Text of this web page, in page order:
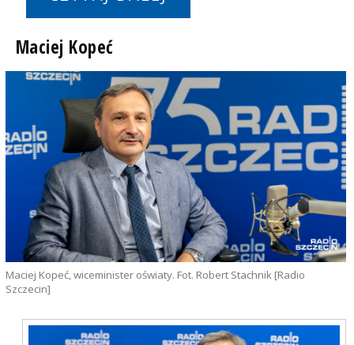
Maciej Kopeć
Maciej Kopeć, wiceminister oświaty. Fot. Robert Stachnik [Radio
Szczecin]